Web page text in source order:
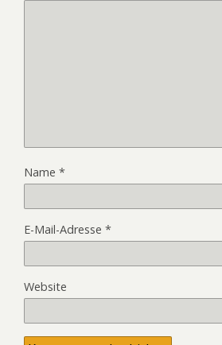
Name *
E-Mail-Adresse *
Website